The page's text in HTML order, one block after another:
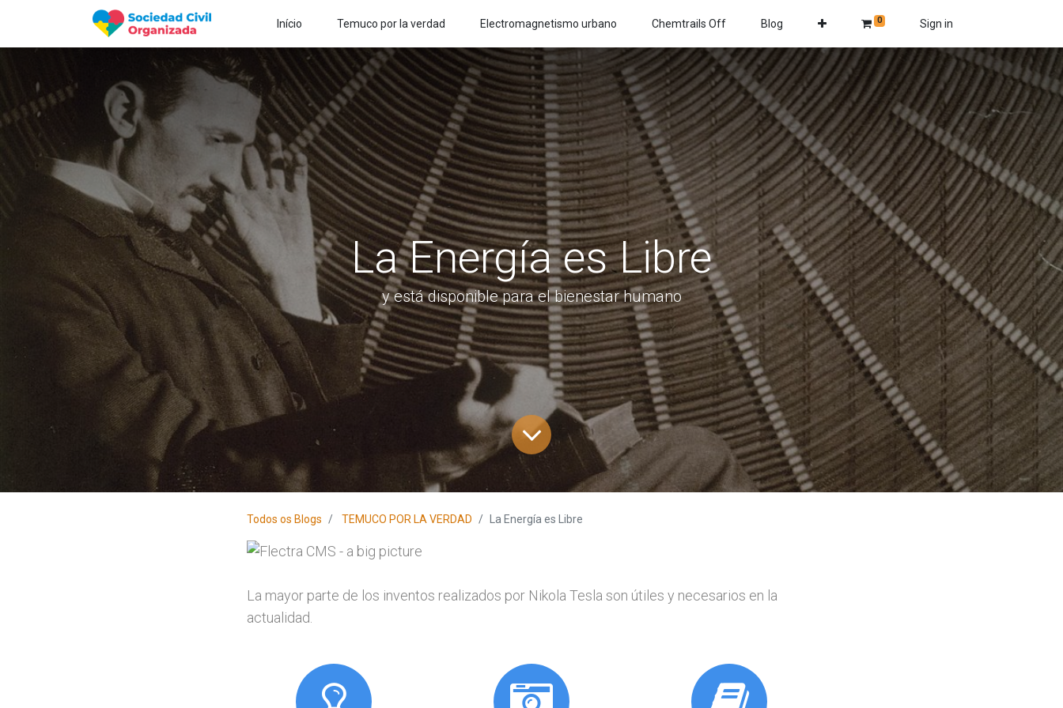
Início Temuco por la verdad Electromagnetismo urbano Chemtrails Off Blog 0 Sign in
La Energía es Libre
y está disponible para el bienestar humano
Todos os Blogs TEMUCO POR LA VERDAD La Energía es Libre
La mayor parte de los inventos realizados por Nikola Tesla son útiles y necesarios en la
actualidad.